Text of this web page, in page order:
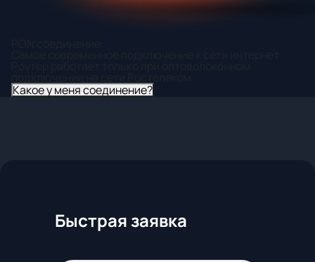
Какое у меня соединение?
Быстрая заявка